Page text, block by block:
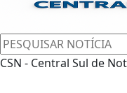
CSN - Central Sul de